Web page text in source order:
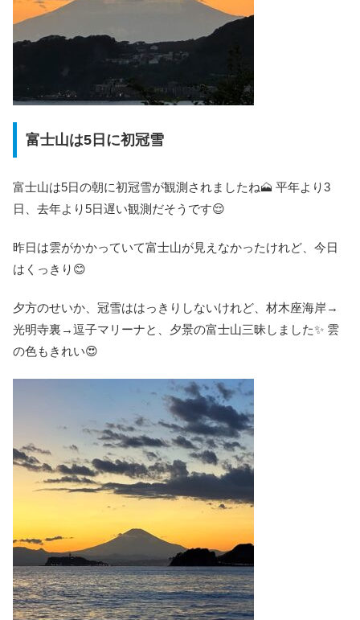
富士山は5日に初冠雪
富士山は5日の朝に初冠雪が観測されましたね🗻 平年より3
日、去年より5日遅い観測だそうです😌
昨日は雲がかかっていて富士山が見えなかったけれど、今日
はくっきり😊
夕方のせいか、冠雪ははっきりしないけれど、材木座海岸→
光明寺裏→逗子マリーナと、夕景の富士山三昧しました✨ 雲
の色もきれい😍